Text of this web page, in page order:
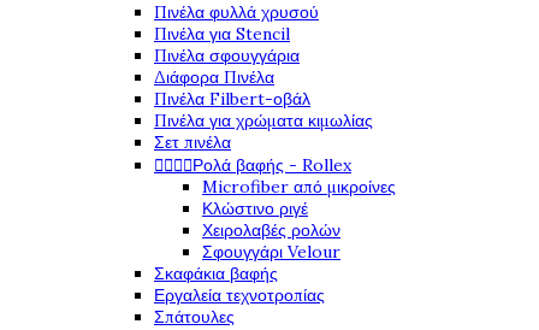
Πινέλα φυλλά χρυσού
Πινέλα για Stencil
Πινέλα σφουγγάρια
Διάφορα Πινέλα
Πινέλα Filbert-οβάλ
Πινέλα για χρώματα κιμωλίας
Σετ πινέλα
Ρολά βαφής - Rollex
Microfiber από μικροίνες
Κλώστινο ριγέ
Χειρολαβές ρολών
Σφουγγάρι Velour
Σκαφάκια βαφής
Εργαλεία τεχνοτροπίας
Σπάτουλες